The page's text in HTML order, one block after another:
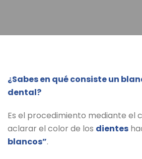
¿Sabes en qué consiste un
dental?
Es el procedimiento mediante el
aclarar el color de los dientes
blancos”.